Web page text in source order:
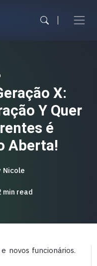
X:
Y Quer
é
Aberta!
Nicole
min read
novos funcionários.